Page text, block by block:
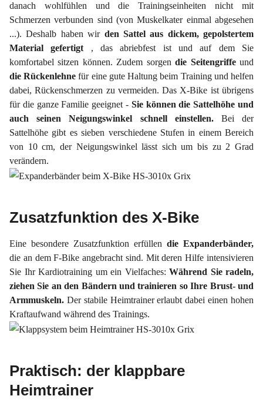
danach wohlfühlen und die Trainingseinheiten nicht mit
Schmerzen verbunden sind (von Muskelkater einmal abgesehen
...). Deshalb haben wir den Sattel aus dickem, gepolstertem
Material gefertigt , das abriebfest ist und auf dem Sie
komfortabel sitzen können. Zudem sorgendie Seitengriffeund
dieRückenlehnefür eine gute Haltung beim Training und helfen
dabei, Rückenschmerzen zu vermeiden. Das X-Bike ist übrigens
für die ganze Familie geeignet - Sie können die Sattelhöhe und
auch seinen Neigungswinkel schnell einstellen. Bei der
Sattelhöhe gibt es sieben verschiedene Stufen in einem Bereich
von 10 cm, der Neigungswinkel lässt sich um bis zu 2 Grad
verändern.
Zusatzfunktion des X-Bike
Eine besondere Zusatzfunktion erfüllen die Expanderbänder,
die an dem F-Bike angebracht sind. Mit deren Hilfe intensivieren
Sie Ihr Kardiotraining um ein Vielfaches: Während Sie radeln,
ziehen Sie an den Bändern und trainieren so Ihre Brust- und
Armmuskeln. Der stabile Heimtrainer erlaubt dabei einen hohen
Kraftaufwand während des Trainings.
Praktisch: der klappbare
Heimtrainer